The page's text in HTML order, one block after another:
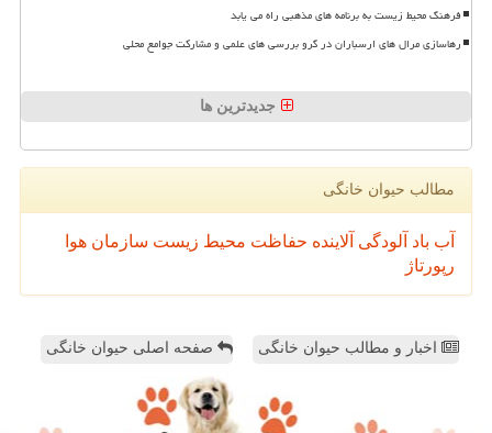
فرهنگ محیط زیست به برنامه های مذهبی راه می یابد
رهاسازی مرال های ارسباران در گرو بررسی های علمی و مشارکت جوامع محلی
جدیدترین ها
مطالب حیوان خانگی
آب باد آلودگی آلاینده حفاظت محیط زیست سازمان هوا
رپورتاژ
اخبار و مطالب حیوان خانگی صفحه اصلی حیوان خانگی